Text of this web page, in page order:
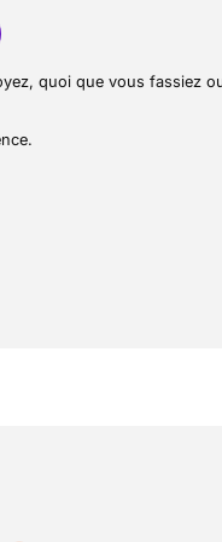
sur la vente,
et des
de services.
quoi que vous fassiez